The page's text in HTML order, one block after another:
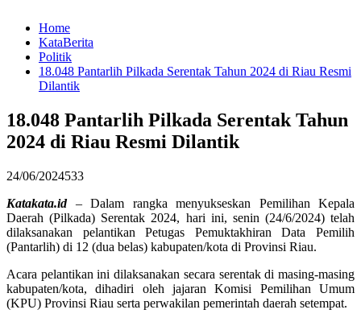
Home
KataBerita
Politik
18.048 Pantarlih Pilkada Serentak Tahun 2024 di Riau Resmi
Dilantik
18.048 Pantarlih Pilkada Serentak Tahun
2024 di Riau Resmi Dilantik
24/06/2024533
Katakata.id– Dalam rangka menyukseskan Pemilihan Kepala
Daerah (Pilkada) Serentak 2024, hari ini, senin (24/6/2024) telah
dilaksanakan pelantikan Petugas Pemuktakhiran Data Pemilih
(Pantarlih) di 12 (dua belas) kabupaten/kota di Provinsi Riau.
Acara pelantikan ini dilaksanakan secara serentak di masing-masing
kabupaten/kota, dihadiri oleh jajaran Komisi Pemilihan Umum
(KPU) Provinsi Riau serta perwakilan pemerintah daerah setempat.